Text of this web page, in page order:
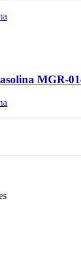
MGR-